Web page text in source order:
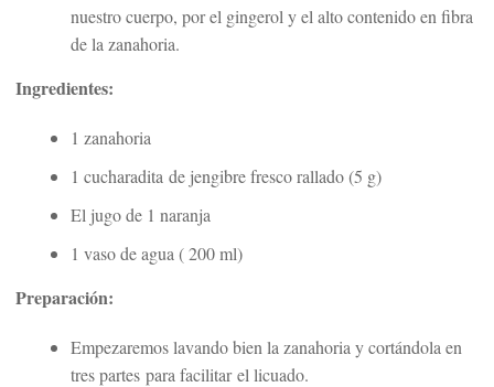
nuestro cuerpo, por el gingerol y el alto contenido en fibra
de la zanahoria.
Ingredientes:
1 zanahoria
1 cucharadita de jengibre fresco rallado (5 g)
El jugo de 1 naranja
1 vaso de agua ( 200 ml)
Preparación:
Empezaremos lavando bien la zanahoria y cortándola en
tres partes para facilitar el licuado.